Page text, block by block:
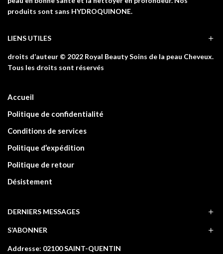
produits sont sans HYDROQUINONE.
LIENS UTILES
droits d’auteur © 2022 Royal Beauty Soins de la peau Cheveux.
Tous les droits sont réservés
Accueil
Politique de confidentialité
Conditions de services
Politique d’expédition
Politique de retour
Désistement
DERNIERS MESSAGES
S’ABONNER
Addresse: 02100 SAINT-QUENTIN